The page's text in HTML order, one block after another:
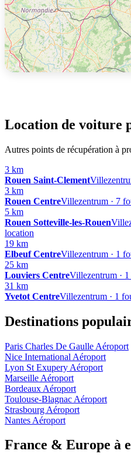
Location de voiture
Autres points de récupération à
3 km
Rouen Saint-Clement
3 km
Rouen CentreVillezentrum · 7
5 km
Rouen Sotteville-les-Rouen
location
19 km
Elbeuf CentreVillezentrum · 1
25 km
Louviers CentreVillezentrum ·
31 km
Yvetot CentreVillezentrum · 1
Destinations
Paris Charles De Gaulle Aéroport
Nice International Aéroport
Lyon St Exupery Aéroport
Marseille Aéroport
Bordeaux Aéroport
Toulouse-Blagnac Aéroport
Strasbourg Aéroport
Nantes Aéroport
France & Europe à